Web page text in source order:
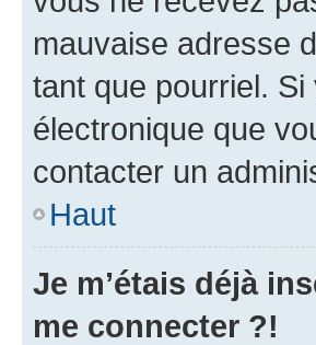
mauvaise adresse
tant que pourriel.
électronique que
contacter un
Haut
Je m’étais déjà
me connecter ?!